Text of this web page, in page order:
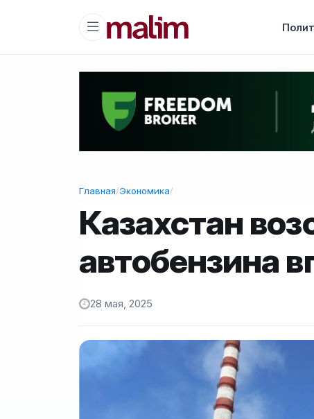
Главная/Экономика/
Казахстан
автобензина
28 мая, 2025